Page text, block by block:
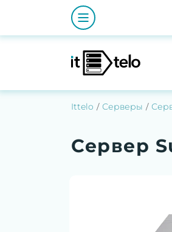
Ittelo Серверы
Сервер